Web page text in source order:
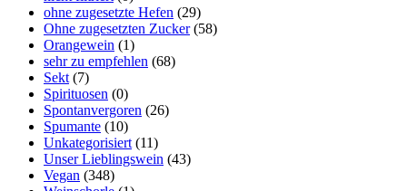
ohne zugesetzte Hefen (29)
Ohne zugesetzten Zucker (58)
Orangewein (1)
sehr zu empfehlen (68)
Sekt (7)
Spirituosen (0)
Spontanvergoren (26)
Spumante (10)
Unkategorisiert (11)
Unser Lieblingswein (43)
Vegan (348)